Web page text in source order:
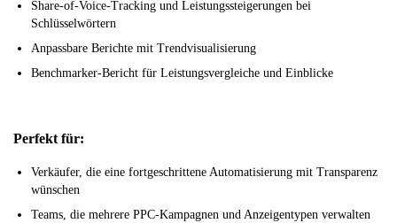
Share-of-Voice-Tracking und Leistungssteigerungen bei
Schlüsselwörtern
Anpassbare Berichte mit Trendvisualisierung
Benchmarker-Bericht für Leistungsvergleiche und Einblicke
Perfekt für:
Verkäufer, die eine fortgeschrittene Automatisierung mit Transparenz
wünschen
Teams, die mehrere PPC-Kampagnen und Anzeigentypen verwalten